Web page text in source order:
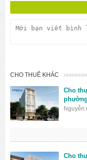
CHO THUÊ KHÁC
Cho
1 hầm
Nguyễn
Cho